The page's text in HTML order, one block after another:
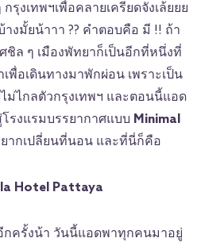
รุงเทพฯเพื่อคลายเครียดจังเล้ยยย
งมั้ยน้าาา ?? คำตอบคือ มี !! ถ้า
ล ๆ เมืองพัทยาก็เป็นอีกที่หนึ่งที่
พื่อเดินทางมาพักผ่อน เพราะเป็น
ม่ไกลตัวกรุงเทพฯ และตอนนี้แอด
รงแรมบรรยากาศแบบ Minimal
ากเปลี่ยนที่นอน และที่นี่ก็คือ
Hotel Pattaya
กครั้งน้า วันนี้แอดพาทุกคนมาอยู่